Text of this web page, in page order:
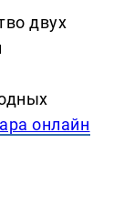
двух
онлайн